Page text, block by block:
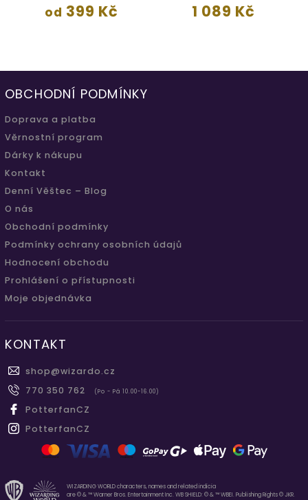
od 399 Kč 1 089 Kč
OBCHODNÍ PODMÍNKY
Doprava a platba
Věrnostní program
Dárky k nákupu
Kontakt
Denní Věštec – Blog
O nás
Obchodní podmínky
Podmínky ochrany osobních údajů
Hodnocení obchodu
Prohlášení o přístupnosti
Moje objednávka
KONTAKT
shop@wizardo.cz
770 350 762
(Po - Pá 10.00-16.00)
PotterfanCZ
PotterfanCZ
WIZARDING WORLD characters, names and related indicia
are © & ™ Warner Bros. Entertainment Inc. WB SHIELD: © & ™ WBEI. Publishing Rights © JKR.